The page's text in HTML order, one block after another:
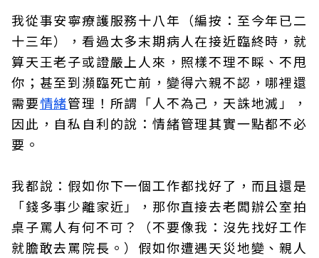
我從事安寧療護服務十八年（編按：至今年已二
十三年），看過太多末期病人在接近臨終時，就
算天王老子或證嚴上人來，照樣不理不睬、不甩
你；甚至到瀕臨死亡前，變得六親不認，哪裡還
需要情緒管理！所謂「人不為己，天誅地滅」，
因此，自私自利的說：情緒管理其實一點都不必
要。
我都說：假如你下一個工作都找好了，而且還是
「錢多事少離家近」，那你直接去老闆辦公室拍
桌子罵人有何不可？（不要像我：沒先找好工作
就膽敢去罵院長。）假如你遭遇天災地變、親人